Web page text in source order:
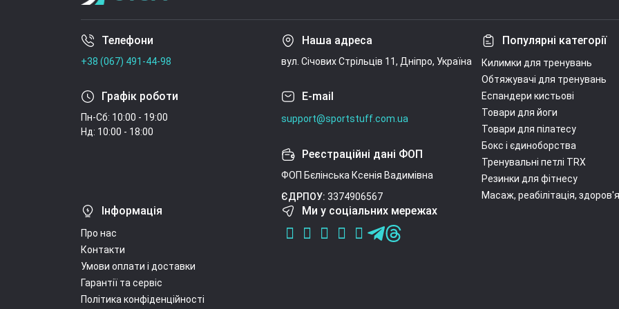
Телефони
+38 (067) 491-44-98
Графік роботи
Пн-Сб: 10:00 - 19:00
Нд: 10:00 - 18:00
Наша адреса
вул. Січових Стрільців 11, Дніпро, Україна
E-mail
support@sportstuff.com.ua
Реєстраційні дані ФОП
ФОП Бєлінська Ксенія Вадимівна
ЄДРПОУ: 3374906567
Популярні категорії
Килимки для тренувань
Обтяжувачі для тренувань
Еспандери кистьові
Товари для йоги
Товари для пілатесу
Бокс і єдиноборства
Тренувальні петлі TRX
Резинки для фітнесу
Масаж, реабілітація, здоров'я
Інформація
Про нас
Контакти
Умови оплати і доставки
Гарантії та сервіс
Політика конфіденційності
Ми у соціальних мережах